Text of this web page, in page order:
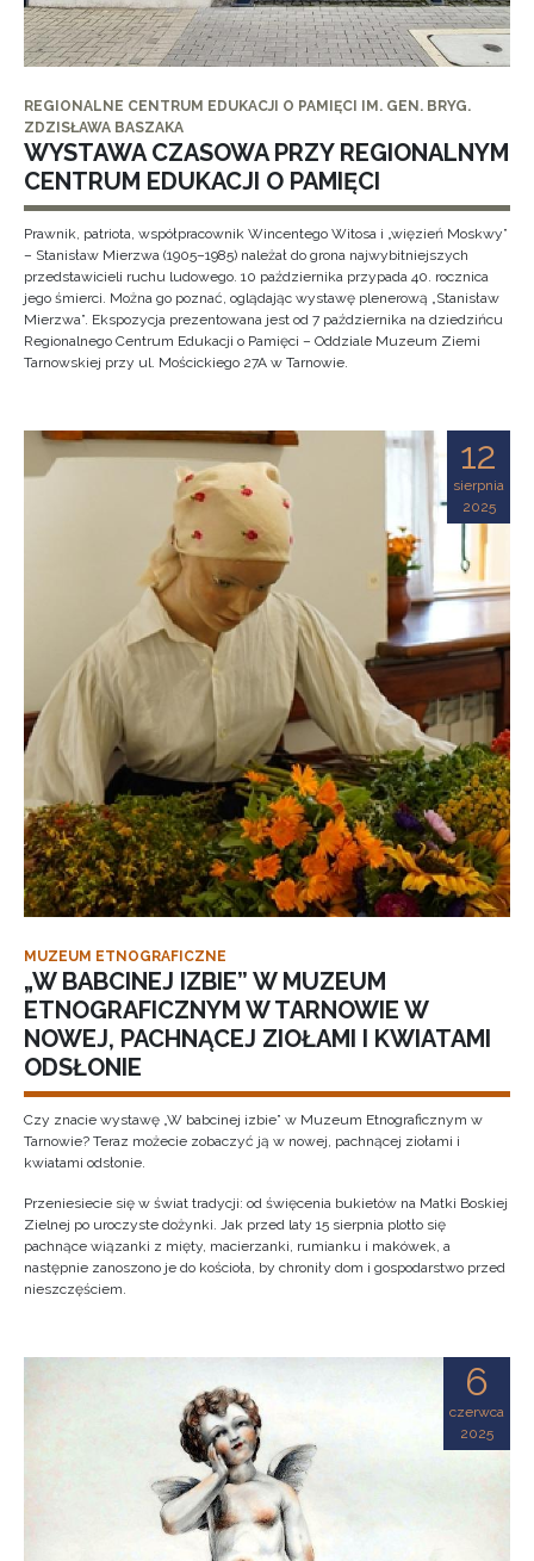
REGIONALNE CENTRUM EDUKACJI O PAMIĘCI IM. GEN. BRYG.
ZDZISŁAWA BASZAKA
WYSTAWA CZASOWA PRZY REGIONALNYM
CENTRUM EDUKACJI O PAMIĘCI
Prawnik, patriota, współpracownik Wincentego Witosa i „więzień Moskwy”
– Stanisław Mierzwa (1905–1985) należał do grona najwybitniejszych
przedstawicieli ruchu ludowego. 10 października przypada 40. rocznica
jego śmierci. Można go poznać, oglądając wystawę plenerową „Stanisław
Mierzwa”. Ekspozycja prezentowana jest od 7 października na dziedzińcu
Regionalnego Centrum Edukacji o Pamięci – Oddziale Muzeum Ziemi
Tarnowskiej przy ul. Mościckiego 27A w Tarnowie.
12
sierpnia
2025
MUZEUM ETNOGRAFICZNE
„W BABCINEJ IZBIE” W MUZEUM
ETNOGRAFICZNYM W TARNOWIE W
NOWEJ, PACHNĄCEJ ZIOŁAMI I KWIATAMI
ODSŁONIE
Czy znacie wystawę „W babcinej izbie” w Muzeum Etnograficznym w
Tarnowie? Teraz możecie zobaczyć ją w nowej, pachnącej ziołami i
kwiatami odsłonie.
Przeniesiecie się w świat tradycji: od święcenia bukietów na Matki Boskiej
Zielnej po uroczyste dożynki. Jak przed laty 15 sierpnia plotło się
pachnące wiązanki z mięty, macierzanki, rumianku i makówek, a
następnie zanoszono je do kościoła, by chroniły dom i gospodarstwo przed
nieszczęściem.
6
czerwca
2025